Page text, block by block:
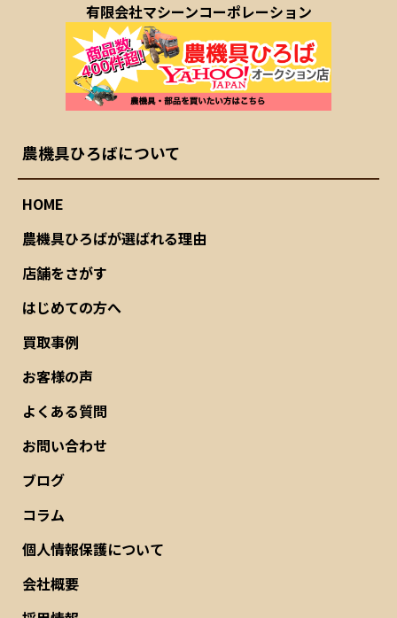
有限会社マシーンコーポレーション
農機具ひろばについて
HOME
農機具ひろばが選ばれる理由
店舗をさがす
はじめての方へ
買取事例
お客様の声
よくある質問
お問い合わせ
ブログ
コラム
個人情報保護について
会社概要